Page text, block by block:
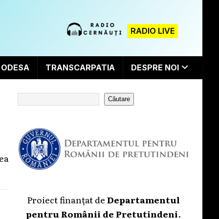
RADIO LIVE
ODESA TRANSCARPATIA DESPRE NOI
Căutare
Proiect finanțat deDepartamentul
pentru Românii de Pretutindeni.